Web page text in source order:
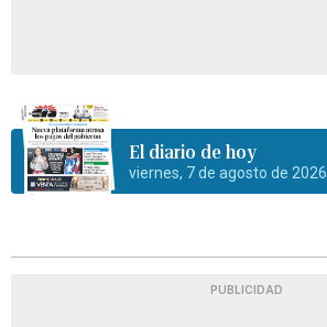
El diario de hoy
viernes, 7 de agosto de 2026
PUBLICIDAD